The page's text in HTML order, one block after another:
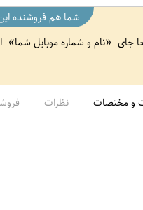
ا
ن
ا
ف
ه
شما هم فروشنده
جای
نام و شماره موبایل شما
و مختصات نظرات